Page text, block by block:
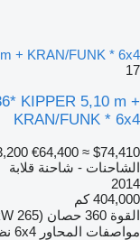
+ KRAN/FUNK * 6x4
17
KIPPER 5,10 m +
KRAN/FUNK * 6x4
€64,400 ≈ $74,410
الشاحنات - شاحنة قلابة
2014
404,000 كم
القوة 360 حصان (265 kW)
مواصفات المحاور 6x4